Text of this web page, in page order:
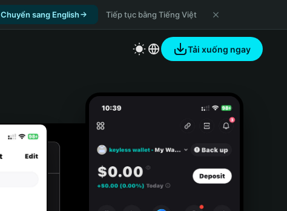
Chuyển sang English Tiếp tục bằng Tiếng Việt
Tải xuống ngay